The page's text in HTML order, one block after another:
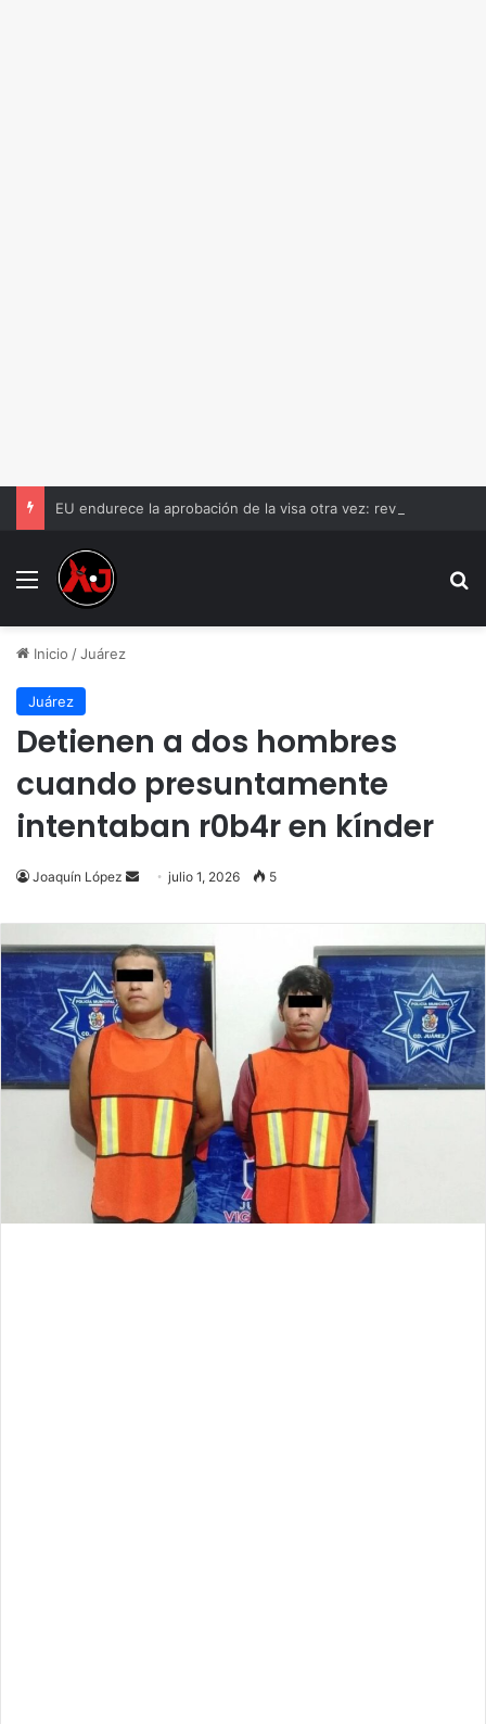
Menu
Inicio /Juárez
Juárez
Detienen a dos hombres
cuando presuntamente
intentaban r0b4r en kínder
Joaquín López
Send
email
julio 1, 2026 5